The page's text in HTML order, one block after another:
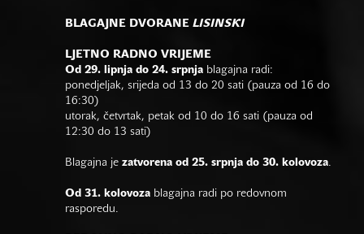
BLAGAJNE DVORANE LISINSKI
LJETNO RADNO VRIJEME
Od 29. lipnja do 24. srpnja blagajna radi:
ponedjeljak, srijeda od 13 do 20 sati (pauza od 16 do
16:30)
utorak, četvrtak, petak od 10 do 16 sati (pauza od
12:30 do 13 sati)
Blagajna je zatvorena od 25. srpnja do 30. kolovoza.
Od 31. kolovoza blagajna radi po redovnom
rasporedu.